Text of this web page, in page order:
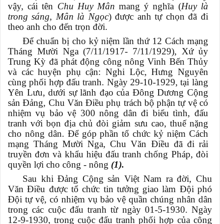
vậy, cái tên Chu Huy Mân mang ý nghĩa (Huy là
trong sáng, Mân là Ngọc) được anh tự chọn đã đi
theo anh cho đến trọn đời.
Để chuẩn bị cho kỷ niệm lần thứ 12 Cách mạng
Tháng Mười Nga (7/11/1917- 7/11/1929), Xứ ủy
Trung Kỳ đã phát động công nông Vinh Bến Thủy
và các huyện phụ cận: Nghi Lộc, Hưng Nguyên
cùng phối hợp đấu tranh. Ngày 29-10-1929, tại làng
Yên Lưu, dưới sự lãnh đạo của Đông Dương Cộng
sản Đảng, Chu Văn Điều phụ trách bộ phận tự vệ có
nhiệm vụ bảo vệ 300 nông dân đi biểu tình, đấu
tranh với bọn địa chủ đòi giảm sưu cao, thuế nặng
cho nông dân. Để góp phần tổ chức kỷ niệm Cách
mạng Tháng Mười Nga, Chu Văn Điều đã đi rải
truyền đơn và khẩu hiệu đấu tranh chống Pháp, đòi
quyền lợi cho công - nông (1).
Sau khi Đảng Cộng sản Việt Nam ra đời, Chu
Văn Điều được tổ chức tin tưởng giao làm Đội phó
Đội tự vệ, có nhiệm vụ bảo vệ quần chúng nhân dân
trong các cuộc đấu tranh từ ngày 01-5-1930. Ngày
12-9-1930, trong cuộc đấu tranh phối hợp của công